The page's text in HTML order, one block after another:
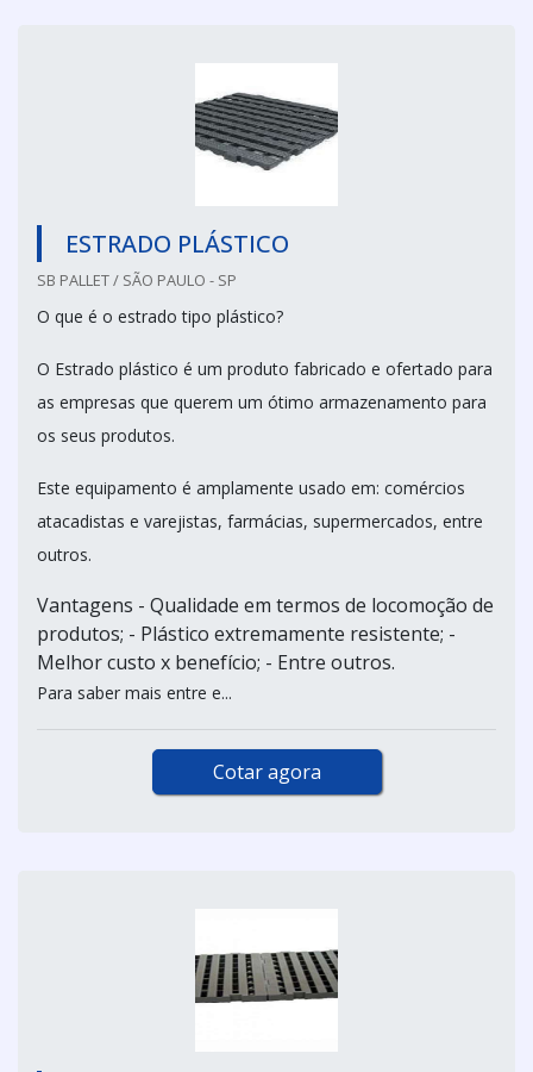
ESTRADO PLÁSTICO
SB PALLET / SÃO PAULO - SP
O que é o estrado tipo plástico?
O Estrado plástico é um produto fabricado e ofertado para
as empresas que querem um ótimo armazenamento para
os seus produtos.
Este equipamento é amplamente usado em: comércios
atacadistas e varejistas, farmácias, supermercados, entre
outros.
Vantagens - Qualidade em termos de locomoção de
produtos; - Plástico extremamente resistente; -
Melhor custo x benefício; - Entre outros.
Para saber mais entre e...
Cotar agora